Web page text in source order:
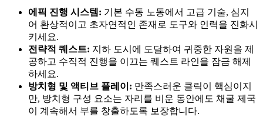
에픽 진행 시스템: 기본 수동 노동에서 고급 기술, 심지
어 환상적이고 초자연적인 존재로 도구와 인력을 진화시
키세요.
전략적 퀘스트: 지하 도시에 도달하여 귀중한 자원을 제
공하고 수직적 진행을 이끄는 퀘스트 라인을 잠금 해제
하세요.
방치형 및 액티브 플레이: 만족스러운 클릭이 핵심이지
만, 방치형 구성 요소는 자리를 비운 동안에도 채굴 제국
이 계속해서 부를 창출하도록 보장합니다.